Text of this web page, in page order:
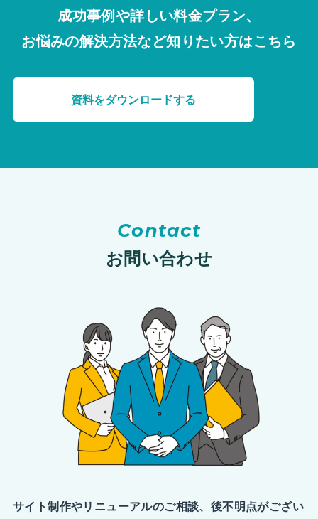
成功事例や詳しい料金プラン、
お悩みの解決方法など知りたい方はこちら
資料をダウンロードする
Contact
お問い合わせ
サイト制作やリニューアルのご相談、後不明点がござい